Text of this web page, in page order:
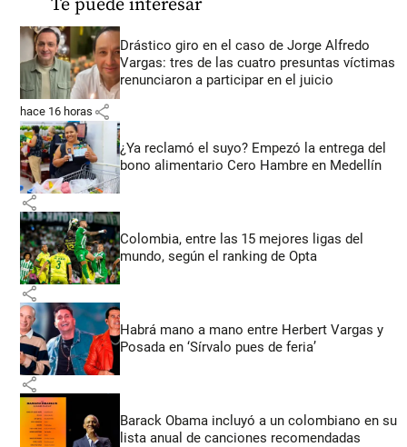
Te puede interesar
Drástico giro en el caso de Jorge Alfredo
Vargas: tres de las cuatro presuntas víctimas
renunciaron a participar en el juicio
hace 16 horas share
¿Ya reclamó el suyo? Empezó la entrega del
bono alimentario Cero Hambre en Medellín
share
Colombia, entre las 15 mejores ligas del
mundo, según el ranking de Opta
share
Habrá mano a mano entre Herbert Vargas y
Posada en ‘Sírvalo pues de feria’
share
Barack Obama incluyó a un colombiano en su
lista anual de canciones recomendadas